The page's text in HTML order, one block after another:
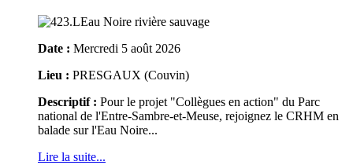
Date : Mercredi 5 août 2026
Lieu : PRESGAUX (Couvin)
Descriptif : Pour le projet "Collègues en action" du Parc
national de l'Entre-Sambre-et-Meuse, rejoignez le CRHM en
balade sur l'Eau Noire...
Lire la suite...